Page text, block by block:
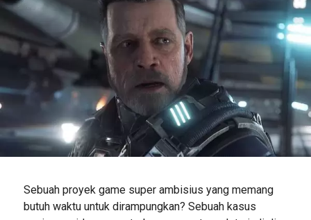
Sebuah proyek game super ambisius yang memang
butuh waktu untuk dirampungkan? Sebuah kasus